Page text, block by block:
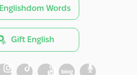
Englishdom Words
Gift English
blog